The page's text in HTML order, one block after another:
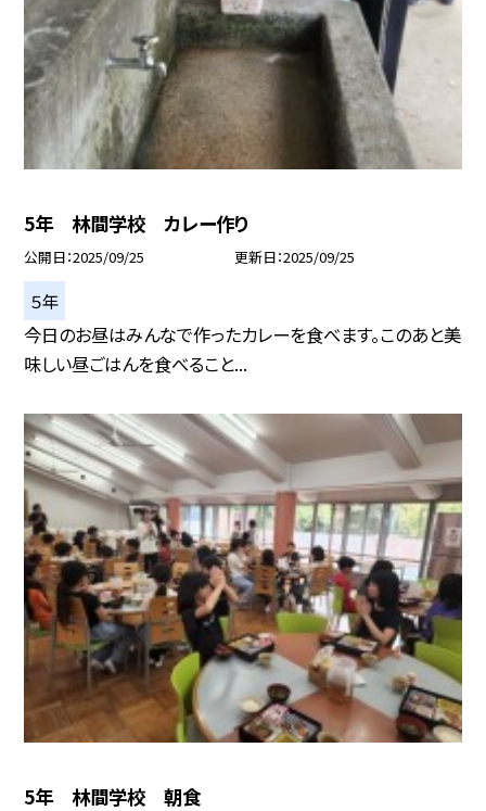
5年 林間学校 カレー作り
公開日 2025/09/25 更新日 2025/09/25
５年
今日のお昼はみんなで作ったカレーを食べます。このあと美
味しい昼ごはんを食べること...
5年 林間学校 朝食